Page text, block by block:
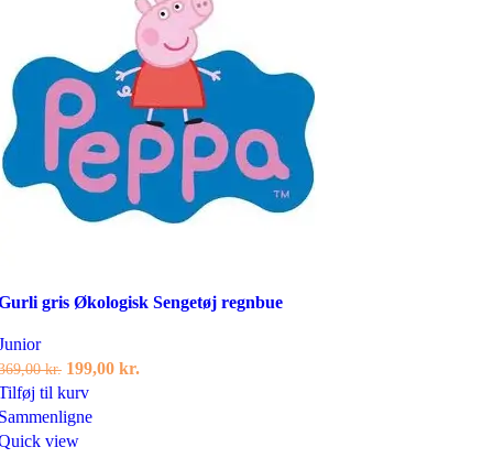
gris Økologisk Sengetøj regnbue
kr. Den
oprindelige
pris
var:
199,00 kr.Den
til kurv
view